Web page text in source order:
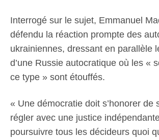
Interrogé sur le sujet, Emmanuel
défendu la réaction prompte des
ukrainiennes, dressant en parallèle
d’une Russie autocratique où les «
ce type » sont étouffés.
« Une démocratie doit s’honorer de
régler avec une justice
poursuivre tous les décideurs quoi